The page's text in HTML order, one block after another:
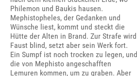
Philemon und Baukis hausen.
Mephistopheles, der Gedanken und
Wünsche liest, kommt und steckt die
Hütte der Alten in Brand. Zur Strafe wird
Faust blind, setzt aber sein Werk fort.
Ein Sumpf ist noch trocken zu legen, und
die von Mephisto angeschafften
Lemuren kommen, um zu graben. Aber